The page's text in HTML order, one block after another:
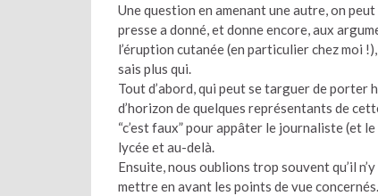
Une question en amenant une autre, on
presse a donné, et donne encore, aux
l’éruption cutanée (en particulier chez moi
sais plus qui.
Tout d’abord, qui peut se targuer de porter
d’horizon de quelques représentants de
“c’est faux” pour appâter le journaliste (et
lycée et au-delà.
Ensuite, nous oublions trop souvent qu’il
mettre en avant les points de vue